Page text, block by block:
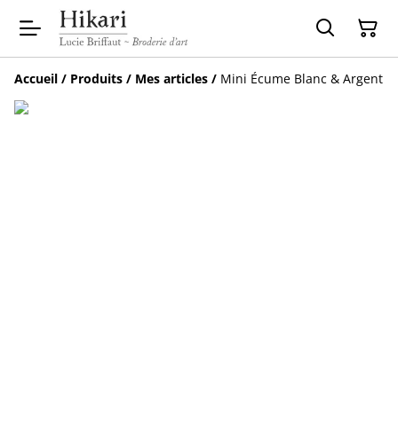
Accueil / Produits / Mes articles / Mini Écume Blanc & Argent